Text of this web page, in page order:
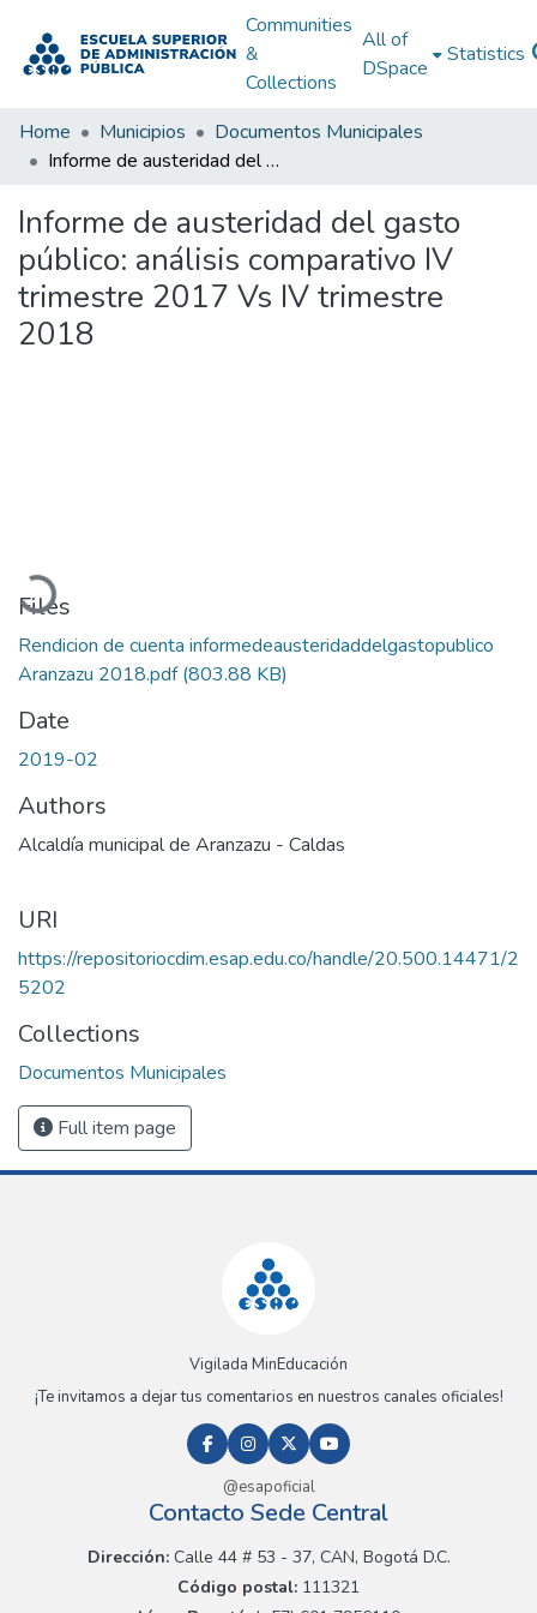
Communities
&
Collections
All of
DSpace
Statistics
Home Municipios
Documentos Municipales
Informe de austeridad del gasto público: análisis comparativo IV trimestre 2017 Vs IV trimestre 2018
Informe de austeridad del gasto
público: análisis comparativo IV
trimestre 2017 Vs IV trimestre
2018
Files
Rendicion de cuenta informedeausteridaddelgastopublico
Aranzazu 2018.pdf(803.88 KB)
Date
2019-02
Authors
Alcaldía municipal de Aranzazu - Caldas
URI
https://repositoriocdim.esap.edu.co/handle/20.500.14471/2
5202
Collections
Documentos Municipales
Full item page
Vigilada MinEducación
¡Te invitamos a dejar tus comentarios en nuestros canales oficiales!
@esapoficial
Contacto Sede Central
Dirección:Calle 44 # 53 - 37, CAN, Bogotá D.C.
Código postal: 111321